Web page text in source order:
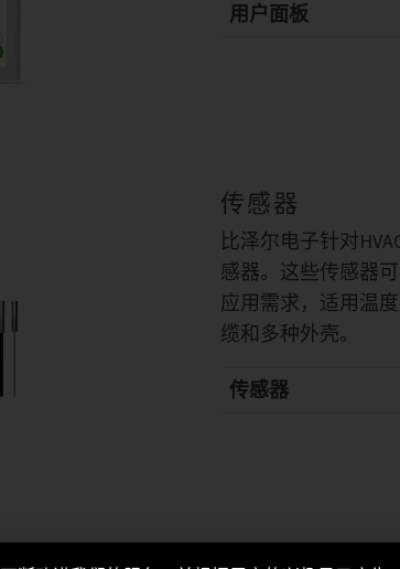
用户面板
传感器
比泽尔电子针对
感器。这些传感器
应用需求，适用温
缆和多种外壳。
传感器